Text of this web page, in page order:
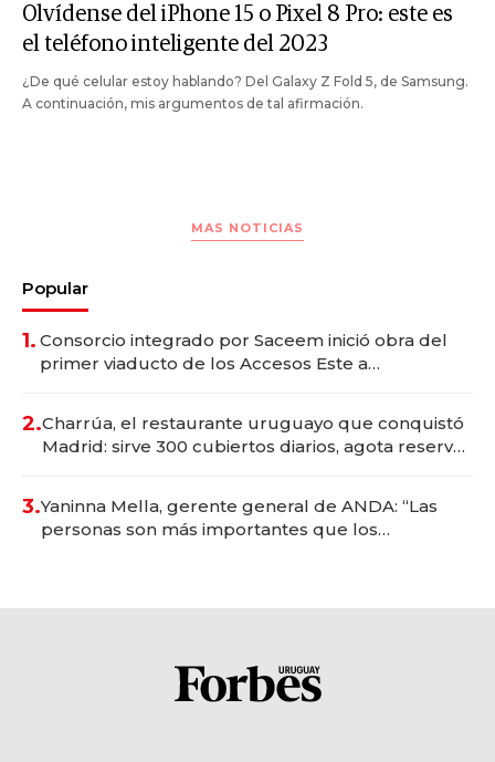
Olvídense del iPhone 15 o Pixel 8 Pro: este es
el teléfono inteligente del 2023
¿De qué celular estoy hablando? Del Galaxy Z Fold 5, de Samsung.
A continuación, mis argumentos de tal afirmación.
MAS NOTICIAS
Popular
1. Consorcio integrado por Saceem inició obra del
primer viaducto de los Accesos Este a
2.Charrúa, el restaurante uruguayo que conquistó
Madrid: sirve 300 cubiertos diarios, agota reservas
3.Yaninna Mella, gerente general de ANDA: “Las
personas son más importantes que los